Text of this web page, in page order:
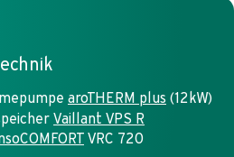
aroTHERM plus (12kW)
Vaillant VPS R
VRC 720